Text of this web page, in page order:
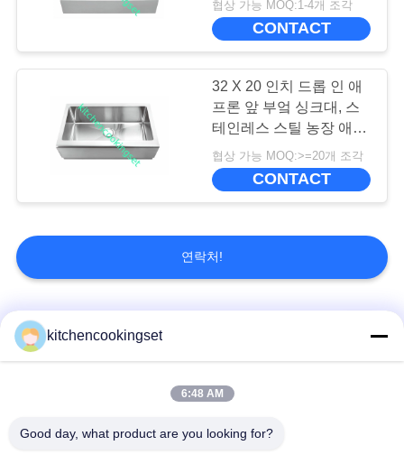
협상 가능 MOQ:1-4개 조각
CONTACT
32 X 20 인치 드롭 인 애
프론 앞 부엌 싱크대, 스
테인레스 스틸 농장 애프
론 싱크대
협상 가능 MOQ:>=20개 조각
CONTACT
연락처!
눌어붙지 않는 조리
kitchencookingset
6:48 AM
Good day, what product are you looking for?